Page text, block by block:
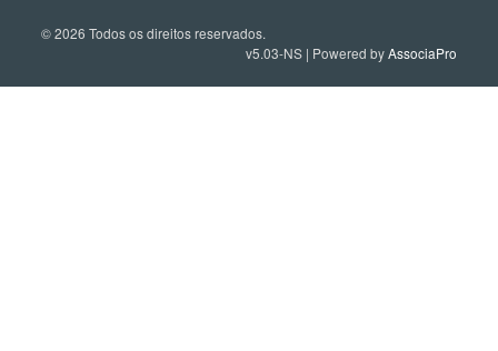
© 2026 Todos os direitos reservados.
v5.03-NS | Powered byAssociaPro